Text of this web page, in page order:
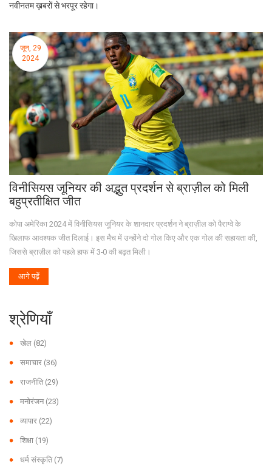
नवीनतम ख़बरों से भरपूर रहेगा।
जून, 29
2024
विनीसियस जूनियर की अद्भुत प्रदर्शन से ब्राज़ील को मिली
बहुप्रतीक्षित जीत
कोपा अमेरिका 2024 में विनीसियस जूनियर के शानदार प्रदर्शन ने ब्राज़ील को पैराग्वे के
खिलाफ आवश्यक जीत दिलाई। इस मैच में उन्होंने दो गोल किए और एक गोल की सहायता की,
जिससे ब्राज़ील को पहले हाफ में 3-0 की बढ़त मिली।
आगे पढ़ें
श्रेणियाँ
खेल (82)
समाचार (36)
राजनीति (29)
मनोरंजन (23)
व्यापार (22)
शिक्षा (19)
धर्म संस्कृति (7)